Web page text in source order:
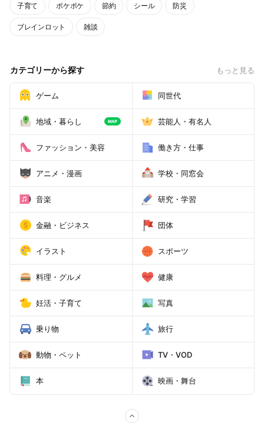
子育て ポケポケ 節約 シール 防災
ブレインロット 雑談
カテゴリーから探す
ゲーム 同世代
地域・暮らし 芸能人・有名人
ファッション・美容 働き方・仕事
アニメ・漫画 学校・同窓会
音楽 研究・学習
金融・ビジネス 団体
イラスト スポーツ
料理・グルメ 健康
妊活・子育て 写真
乗り物 旅行
動物・ペット TV・VOD
本 映画・舞台
fold
category
もっと見る